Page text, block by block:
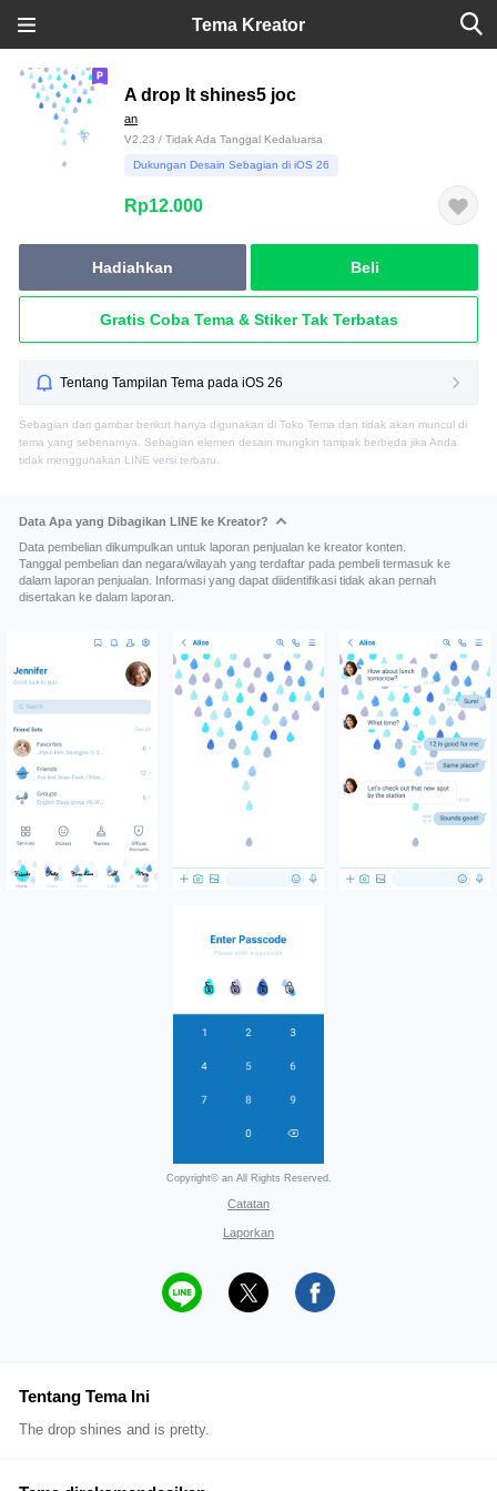
Tema Kreator
A drop It shines5 joc
an
V2.23 / Tidak Ada Tanggal Kedaluarsa
Dukungan Desain Sebagian di iOS 26
Rp12.000
Hadiahkan Beli
Gratis Coba Tema & Stiker Tak Terbatas
Tentang Tampilan Tema pada iOS 26
Sebagian dari gambar berikut hanya digunakan di Toko Tema dan tidak akan muncul di
tema yang sebenarnya. Sebagian elemen desain mungkin tampak berbeda jika Anda
tidak menggunakan LINE versi terbaru.
Data Apa yang Dibagikan LINE ke Kreator?
Data pembelian dikumpulkan untuk laporan penjualan ke kreator konten.
Tanggal pembelian dan negara/wilayah yang terdaftar pada pembeli termasuk ke
dalam laporan penjualan. Informasi yang dapat diidentifikasi tidak akan pernah
disertakan ke dalam laporan.
Copyright© an All Rights Reserved.
Catatan
Laporkan
Tentang Tema Ini
The drop shines and is pretty.